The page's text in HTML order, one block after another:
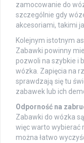
zamocowanie do
szczególnie gdy
akcesoriami, takimi
Kolejnym istotnym
Zabawki powinny
pozwoli na szybkie i
wózka. Zapięcia na
sprawdzają się tu
zabawek lub ich
Odporność na
Zabawki do wózka
więc warto wybierać
można łatwo